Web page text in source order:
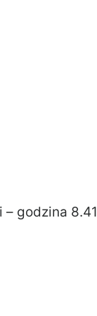
– godzina 8.41